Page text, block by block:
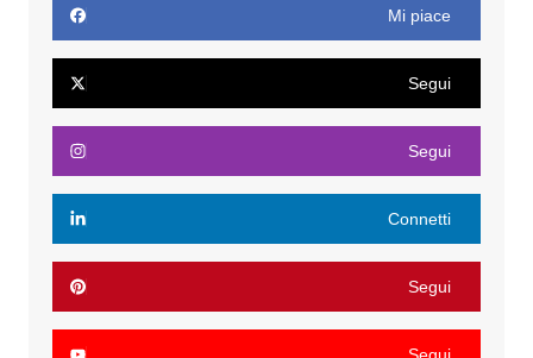
Mi piace
Segui
Segui
Connetti
Segui